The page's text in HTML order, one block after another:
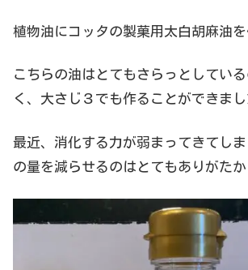
植物油にコッタの製菓用太白胡麻油を
こちらの油はとてもさらっとしてい
く、大さじ３でも作ることができまし
最近、消化する力が弱まってきてし
の量を減らせるのはとてもありがたか